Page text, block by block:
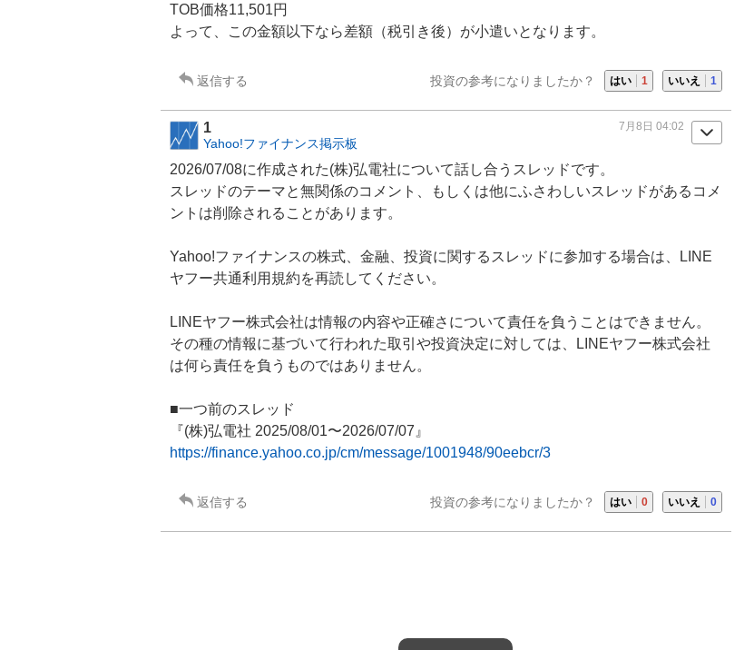
TOB価格11,501円
よって、この金額以下なら差額（税引き後）が小遣いとなります。
返信する 投資の参考になりましたか？ はい 1 いいえ 1
1
Yahoo!ファイナンス掲示板
7月8日 04:02
2026/07/08に作成された(株)弘電社について話し合うスレッドです。
スレッドのテーマと無関係のコメント、もしくは他にふさわしいスレッドがあるコメ
ントは削除されることがあります。
Yahoo!ファイナンスの株式、金融、投資に関するスレッドに参加する場合は、LINE
ヤフー共通利用規約を再読してください。
LINEヤフー株式会社は情報の内容や正確さについて責任を負うことはできません。
その種の情報に基づいて行われた取引や投資決定に対しては、LINEヤフー株式会社
は何ら責任を負うものではありません。
■一つ前のスレッド
『(株)弘電社 2025/08/01〜2026/07/07』
https://finance.yahoo.co.jp/cm/message/1001948/90eebcr/3
返信する 投資の参考になりましたか？ はい 0 いいえ 0